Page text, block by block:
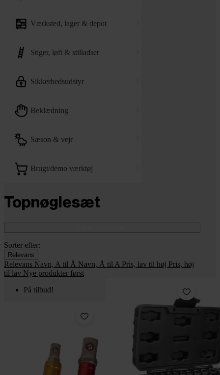
værksted, lager & depot
stiger, løft & stilladser
sikkerhedsudstyr
beklædning
sæson & vejr
brugt/demo værktøj
Topnøglesæt
Sorter efter:
Relevans
Relevans Navn, A til Å Navn, Å til A Pris, lav til høj Pris, høj
til lav Nye produkter først
På tilbud!